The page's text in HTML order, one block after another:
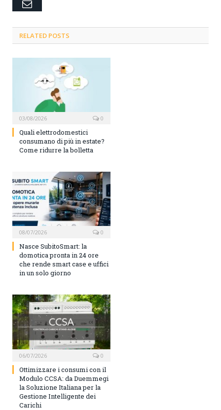
Email
RELATED POSTS
03/08/2026 0
Quali elettrodomestici
consumano di più in estate?
Come ridurre la bolletta
08/07/2026 0
Nasce SubitoSmart: la
domotica pronta in 24 ore
che rende smart case e uffici
in un solo giorno
06/07/2026 0
Ottimizzare i consumi con il
Modulo CCSA: da Duemmegi
la Soluzione Italiana per la
Gestione Intelligente dei
Carichi